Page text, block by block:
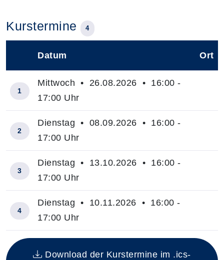
Kurstermine 4
Insgesamt gibt es 4 Termine zum diesen Kurs
Datum Ort
1
Mittwoch • 26.08.2026 • 16:00 -
17:00 Uhr
2
Dienstag • 08.09.2026 • 16:00 -
17:00 Uhr
3
Dienstag • 13.10.2026 • 16:00 -
17:00 Uhr
4
Dienstag • 10.11.2026 • 16:00 -
17:00 Uhr
Download der Kurstermine im .ics-